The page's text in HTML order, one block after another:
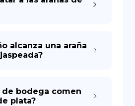
DE
alcanza una araña
de bodega comen
plata?